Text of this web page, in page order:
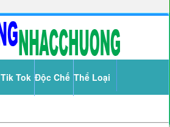
Tok Độc Chế Thể Loại